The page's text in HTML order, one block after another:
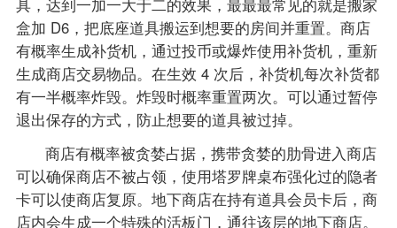
具，达到一加一大于二的效果，最最最常见的就是搬家
盒加 D6，把底座道具搬运到想要的房间并重置。商店
有概率生成补货机，通过投币或爆炸使用补货机，重新
生成商店交易物品。在生效 4 次后，补货机每次补货都
有一半概率炸毁。炸毁时概率重置两次。可以通过暂停
退出保存的方式，防止想要的道具被过掉。
商店有概率被贪婪占据，携带贪婪的肋骨进入商店
可以确保商店不被占领，使用塔罗牌桌布强化过的隐者
卡可以使商店复原。地下商店在持有道具会员卡后，商
店内会生成一个特殊的活板门，通往该层的地下商店。